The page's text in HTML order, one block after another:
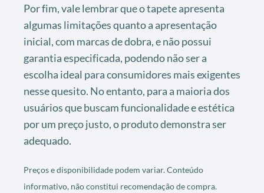
Por fim, vale lembrar que o tapete apresenta
algumas limitações quanto a apresentação
inicial, com marcas de dobra, e não possui
garantia especificada, podendo não ser a
escolha ideal para consumidores mais exigentes
nesse quesito. No entanto, para a maioria dos
usuários que buscam funcionalidade e estética
por um preço justo, o produto demonstra ser
adequado.
Preços e disponibilidade podem variar. Conteúdo
informativo, não constitui recomendação de compra.